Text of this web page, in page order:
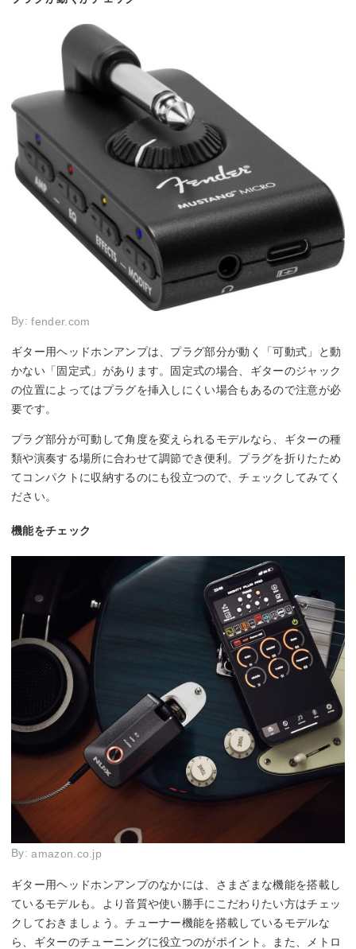
By:fender.com
ギター用ヘッドホンアンプは、プラグ部分が動く「可動式」と動
かない「固定式」があります。固定式の場合、ギターのジャック
の位置によってはプラグを挿入しにくい場合もあるので注意が必
要です。
プラグ部分が可動して角度を変えられるモデルなら、ギターの種
類や演奏する場所に合わせて調節でき便利。プラグを折りたため
てコンパクトに収納するのにも役立つので、チェックしてみてく
ださい。
機能をチェック
By:amazon.co.jp
ギター用ヘッドホンアンプのなかには、さまざまな機能を搭載し
ているモデルも。より音質や使い勝手にこだわりたい方はチェッ
クしておきましょう。チューナー機能を搭載しているモデルな
ら、ギターのチューニングに役立つのがポイント。また、メトロ